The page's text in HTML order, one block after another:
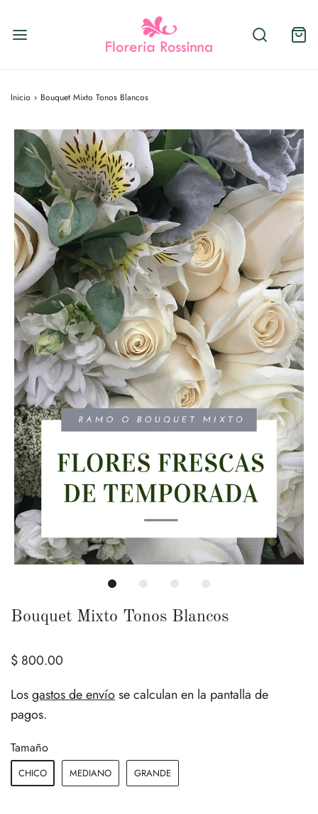
Inicio › Bouquet Mixto Tonos Blancos
Bouquet Mixto Tonos Blancos
$ 800.00
Losgastos de envíose calculan en la pantalla de
pagos.
Tamaño
CHICO MEDIANO GRANDE